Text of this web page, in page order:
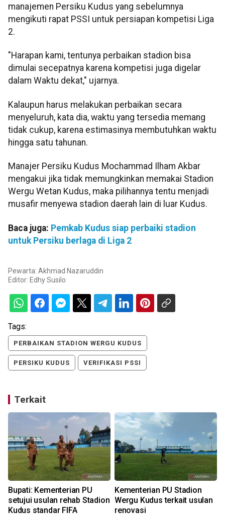
manajemen Persiku Kudus yang sebelumnya
mengikuti rapat PSSI untuk persiapan kompetisi Liga
2.
"Harapan kami, tentunya perbaikan stadion bisa
dimulai secepatnya karena kompetisi juga digelar
dalam Waktu dekat," ujarnya.
Kalaupun harus melakukan perbaikan secara
menyeluruh, kata dia, waktu yang tersedia memang
tidak cukup, karena estimasinya membutuhkan waktu
hingga satu tahunan.
Manajer Persiku Kudus Mochammad Ilham Akbar
mengakui jika tidak memungkinkan memakai Stadion
Wergu Wetan Kudus, maka pilihannya tentu menjadi
musafir menyewa stadion daerah lain di luar Kudus.
Baca juga: Pemkab Kudus siap perbaiki stadion
untuk Persiku berlaga di Liga 2
Pewarta: Akhmad Nazaruddin
Editor: Edhy Susilo
Tags:
PERBAIKAN STADION WERGU KUDUS
PERSIKU KUDUS VERIFIKASI PSSI
Terkait
Bupati: Kementerian PU
setujui usulan rehab Stadion
Kudus standar FIFA
Kementerian PU Stadion
Wergu Kudus terkait usulan
renovasi